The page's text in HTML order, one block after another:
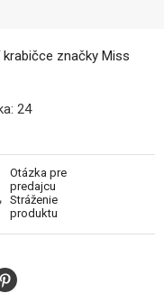
značky Miss
24
Otázka pre
predajcu
Stráženie
produktu